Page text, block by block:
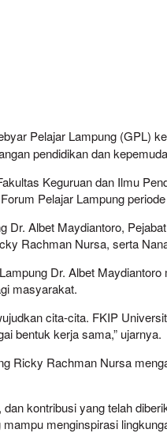
Pelajar Lampung (GPL)
pendidikan dan
Keguruan dan Ilmu
Pelajar Lampung
Albet Maydiantoro,
Rachman Nursa, serta
Dr. Albet
masyarakat.
cita-cita. FKIP
bentuk kerja sama,” ujarnya.
Ricky Rachman Nursa
kontribusi yang telah
menginspirasi